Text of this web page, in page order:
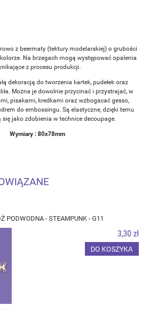
z beermaty (tektury modelarskiej) o grubości
Na brzegach mogą występować opalenia
z procesu produkcji.
dekoracją do tworzenia kartek, pudełek oraz
Można je dowolnie przycinać i przystrajać, w
pisakami, kredkami oraz wzbogacać gesso,
do embossingu. Są elastyczne, dzięki temu
się jako zdobienia w technice decoupage.
Wymiary : 80x78mm
PODWODNA - STEAMPUNK - G11
3,30 zł
DO KOSZYKA